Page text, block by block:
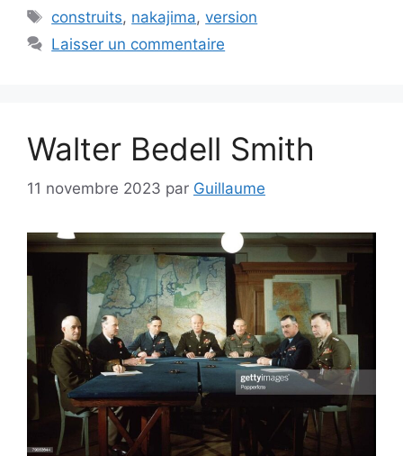
Étiquettes
construits, nakajima,version
Laisser un commentaire
Walter Bedell Smith
11 novembre 2023 par Guillaume